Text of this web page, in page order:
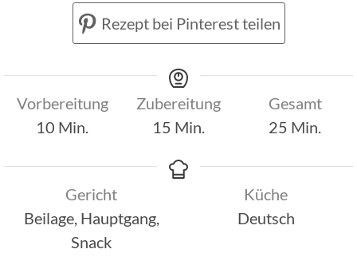
Rezept bei Pinterest teilen
Vorbereitung
10 Minuten
Min.
Zubereitung
15 Minuten
Min.
Gesamt
25 Minuten
Min.
Gericht
Beilage, Hauptgang,
Snack
Küche
Deutsch